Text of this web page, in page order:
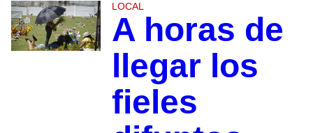
LOCAL
A horas de
llegar los
fieles